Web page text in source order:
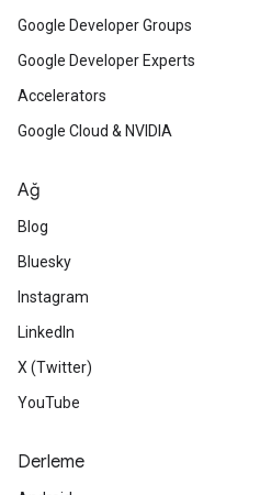
Google Developer Groups
Google Developer Experts
Accelerators
Google Cloud & NVIDIA
Ağ
Blog
Bluesky
Instagram
LinkedIn
X (Twitter)
YouTube
Derleme